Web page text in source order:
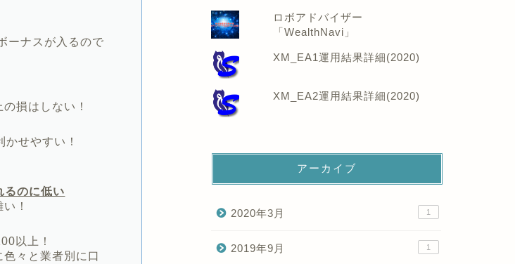
ーナスが入るので
損はしない！
せやすい！
るのに低い
！
以上！
々と業者別に口
ロボアドバイザー
「WealthNavi」
XM_EA1運用結果詳細(2020)
XM_EA2運用結果詳細(2020)
アーカイブ
2020年3月 1
2019年9月 1